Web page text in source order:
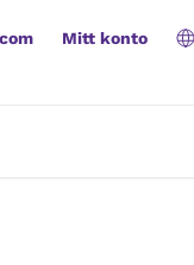
Mitt konto